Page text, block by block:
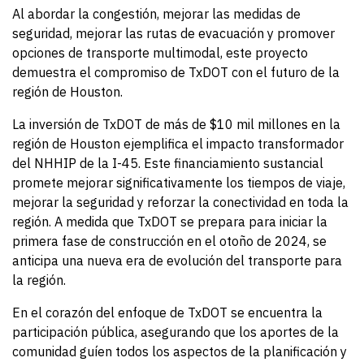
Al abordar la congestión, mejorar las medidas de
seguridad, mejorar las rutas de evacuación y promover
opciones de transporte multimodal, este proyecto
demuestra el compromiso de TxDOT con el futuro de la
región de Houston.
La inversión de TxDOT de más de $10 mil millones en la
región de Houston ejemplifica el impacto transformador
del NHHIP de la I-45. Este financiamiento sustancial
promete mejorar significativamente los tiempos de viaje,
mejorar la seguridad y reforzar la conectividad en toda la
región. A medida que TxDOT se prepara para iniciar la
primera fase de construcción en el otoño de 2024, se
anticipa una nueva era de evolución del transporte para
la región.
En el corazón del enfoque de TxDOT se encuentra la
participación pública, asegurando que los aportes de la
comunidad guíen todos los aspectos de la planificación y